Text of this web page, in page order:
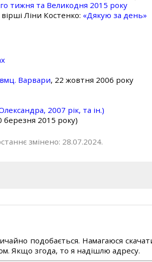
тижня та Великодня 2015 року
Ліни Костенко: «Дякую за день»
Варвари, 22 жовтня 2006 року
2007 рік, та ін.)
березня 2015 року)
змінено: 28.07.2024.
подобається. Намагаюся
Якщо згода, то я надішлю адресу.